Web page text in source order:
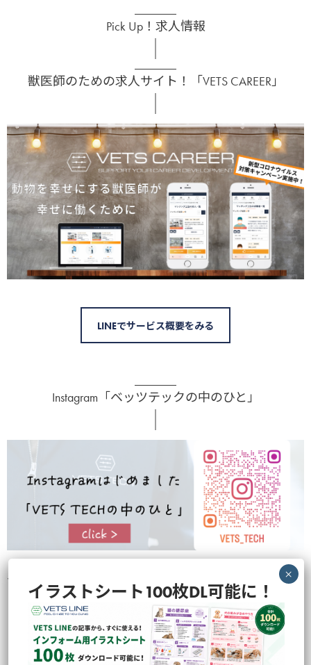
Pick Up！求人情報
獣医師のための求人サイト！「VETS CAREER」
LINEでサービス概要をみる
Instagram「ベッツテックの中のひと」
VETS TECHの中のひとらが撮影・企画の裏側などを色々と発信してお
ります！
のぞいてみる
イラストシート100枚DL可能に！